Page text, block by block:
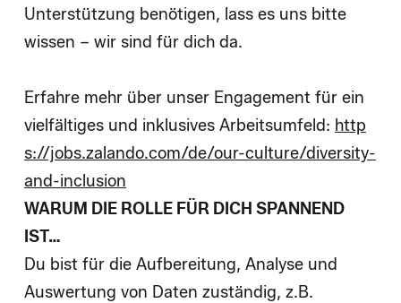
Unterstützung benötigen, lass es uns bitte
wissen – wir sind für dich da.
Erfahre mehr über unser Engagement für ein
vielfältiges und inklusives Arbeitsumfeld: http
s://jobs.zalando.com/de/our-culture/diversity-
and-inclusion
WARUM DIE ROLLE FÜR DICH SPANNEND
IST…
Du bist für die Aufbereitung, Analyse und
Auswertung von Daten zuständig, z.B.